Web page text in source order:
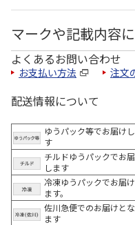
マークや記載内容
よくあるお問い合わせ
お支払い方法 注文
配送情報について
ゆうパック等でお届け
す
チルドゆうパックでお
します
冷凍ゆうパックでお届
ます。
佐川急便でのお届けと
ます